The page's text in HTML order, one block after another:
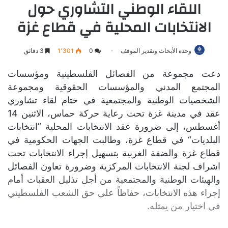
اللقاء الوطني التشاوري حول
الانتخابات المحلية في قطاع غزة
وحدة الأبحاث وتقدير الموقف 0 1٬301
دعت مجموعة من الفصائل الفلسطينية ومؤسسات
المجتمع المدني والمؤسسات الحقوقية ومجموعة
الشخصيات الوطنية والمجتمعية في ختام لقاء تشاوري
عقد في مدينة غزة تحت رعاية حركة حماس، الاثنين 14
أغسطس، إلى ضرورة عقد الانتخابات المحلية ”انتخابات
البلديات“ في قطاع غزة، وطالبت الجهات الحكومية في
قطاع غزة والضفة الغربية بتسهيل إجراء الانتخابات تحت
اشراف لجنة الانتخابات المركزية وضرورة تعاون الفصائل
والهيئات الوطنية والمجتمعية من أجل تذليل العقبات أمام
إجراء هذه الانتخابات، حفاظاً على حق الشعب الفلسطيني
في اختيار من يمثله.